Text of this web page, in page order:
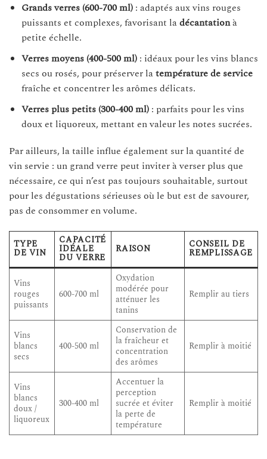
Grands verres (600-700 ml): adaptés aux vins rouges
puissants et complexes, favorisant ladécantationà
petite échelle.
Verres moyens (400-500 ml): idéaux pour les vins blancs
secs ou rosés, pour préserver latempérature de service
fraîche et concentrer les arômes délicats.
Verres plus petits (300-400 ml): parfaits pour les vins
doux et liquoreux, mettant en valeur les notes sucrées.
Par ailleurs, la taille influe également sur la quantité de
vin servie : un grand verre peut inviter à verser plus que
nécessaire, ce qui n’est pas toujours souhaitable, surtout
pour les dégustations sérieuses où le but est de savourer,
pas de consommer en volume.
TYPE
DE VIN
CAPACITÉ
IDÉALE
DU VERRE
RAISON CONSEIL DE
REMPLISSAGE
Vins
rouges
puissants
600-700 ml
Oxydation
modérée pour
atténuer les
tanins
Remplir au tiers
Vins
blancs
secs
400-500 ml
Conservation de
la fraîcheur et
concentration
des arômes
Remplir à moitié
Vins
blancs
doux /
liquoreux
300-400 ml
Accentuer la
perception
sucrée et éviter
la perte de
température
Remplir à moitié